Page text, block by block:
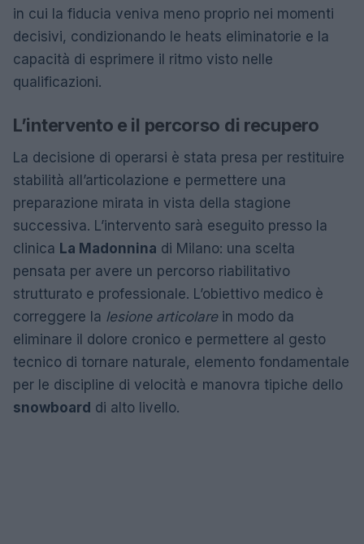
in cui la fiducia veniva meno proprio nei momenti
decisivi, condizionando le heats eliminatorie e la
capacità di esprimere il ritmo visto nelle
qualificazioni.
L’intervento e il percorso di recupero
La decisione di operarsi è stata presa per restituire
stabilità all’articolazione e permettere una
preparazione mirata in vista della stagione
successiva. L’intervento sarà eseguito presso la
clinica La Madonnina di Milano: una scelta
pensata per avere un percorso riabilitativo
strutturato e professionale. L’obiettivo medico è
correggere la lesione articolarein modo da
eliminare il dolore cronico e permettere al gesto
tecnico di tornare naturale, elemento fondamentale
per le discipline di velocità e manovra tipiche dello
snowboard di alto livello.